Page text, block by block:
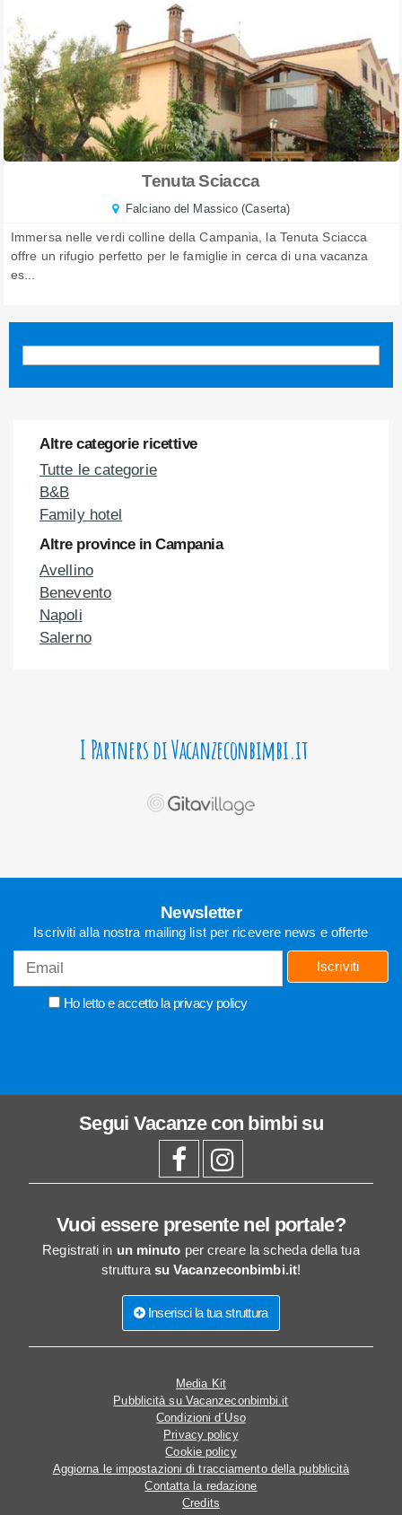
Tenuta Sciacca
Falciano del Massico (Caserta)
Immersa nelle verdi colline della Campania, la Tenuta Sciacca
offre un rifugio perfetto per le famiglie in cerca di una vacanza
es...
Altre categorie ricettive
Tutte le categorie
B&B
Family hotel
Altre province in Campania
Avellino
Benevento
Napoli
Salerno
I Partners di Vacanzeconbimbi.it
Newsletter
Iscriviti alla nostra mailing list per ricevere news e offerte
Ho letto e accetto la privacy policy
Iscriviti
Segui Vacanze con bimbi su
Vuoi essere presente nel portale?
Registrati in un minuto per creare la scheda della tua
struttura su Vacanzeconbimbi.it!
Inserisci la tua struttura
Media Kit
Pubblicità su Vacanzeconbimbi.it
Condizioni d´Uso
Privacy policy
Cookie policy
Aggiorna le impostazioni di tracciamento della pubblicità
Contatta la redazione
Credits